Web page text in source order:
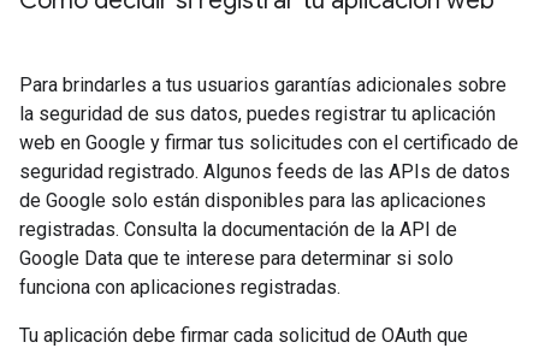
Para brindarles a tus usuarios garantías adicionales sobre
la seguridad de sus datos, puedes registrar tu aplicación
web en Google y firmar tus solicitudes con el certificado de
seguridad registrado. Algunos feeds de las APIs de datos
de Google solo están disponibles para las aplicaciones
registradas. Consulta la documentación de la API de
Google Data que te interese para determinar si solo
funciona con aplicaciones registradas.
Tu aplicación debe firmar cada solicitud de OAuth que